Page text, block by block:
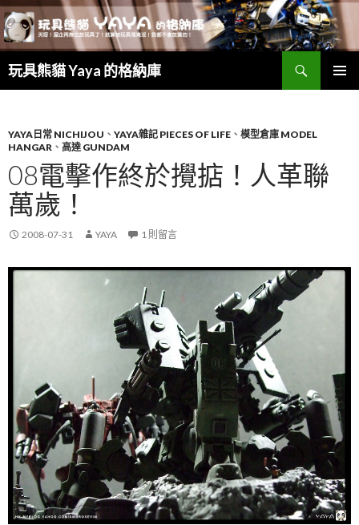
玩具熊貓 Yaya 的格納庫
尋
要
內
容
YAYA日常 NICHIJOU 、 YAYA雜記 PIECES OF LIFE 、 模型倉庫 MODEL
HANGAR 、 高達 GUNDAM
08電擊作終於攪掂！人革聯
萬歲！
2008-07-31 YAYA 1 則留言